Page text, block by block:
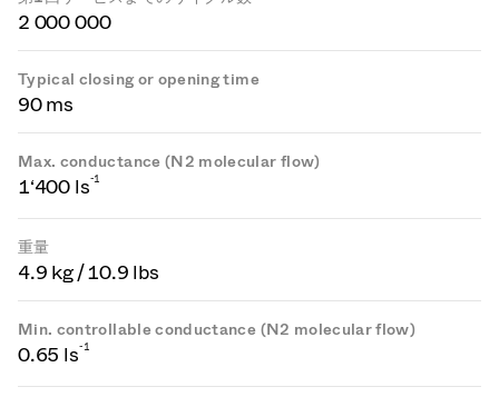
2 000 000
Typical closing or opening time
90 ms
Max. conductance (N2 molecular flow)
1‘400 ls-1
重量
4.9 kg / 10.9 lbs
Min. controllable conductance (N2 molecular flow)
0.65 ls-1